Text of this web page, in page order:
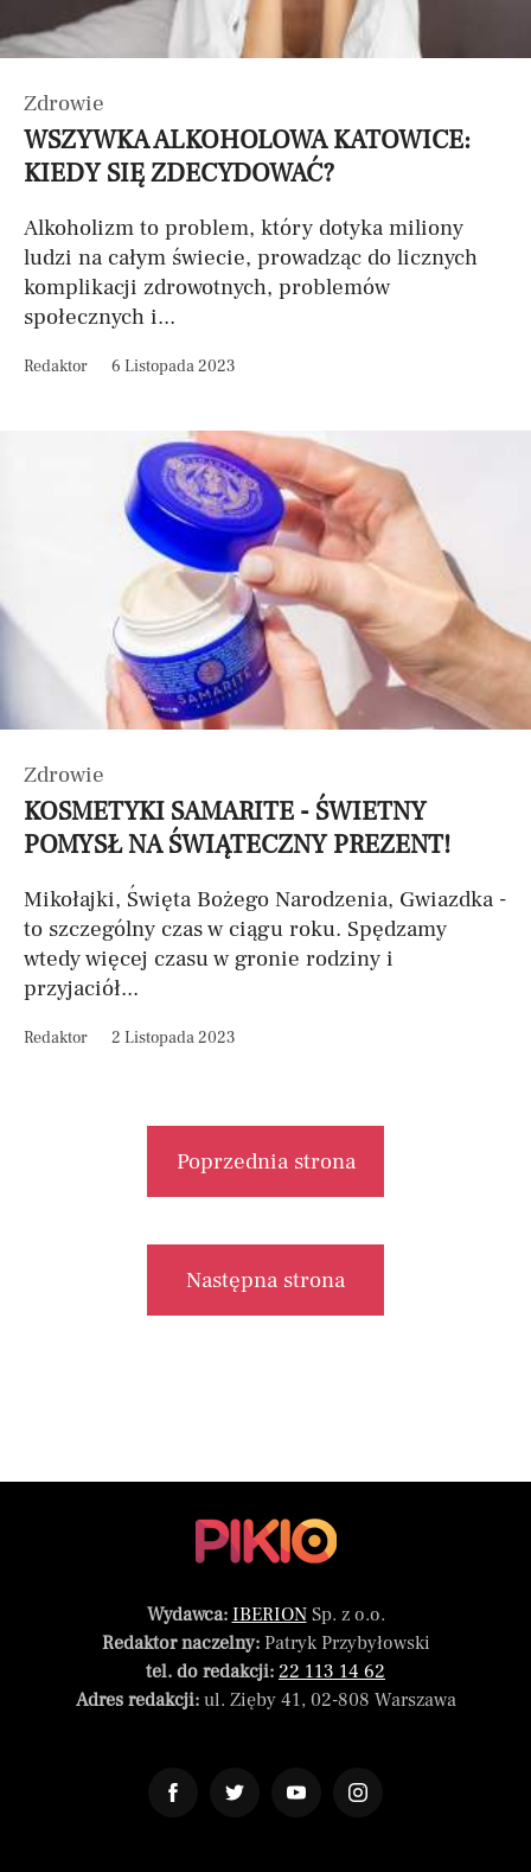
Zdrowie
WSZYWKA ALKOHOLOWA KATOWICE:
KIEDY SIĘ ZDECYDOWAĆ?
Alkoholizm to problem, który dotyka miliony
ludzi na całym świecie, prowadząc do licznych
komplikacji zdrowotnych, problemów
społecznych i...
Redaktor 6 Listopada 2023
Zdrowie
KOSMETYKI SAMARITE - ŚWIETNY
POMYSŁ NA ŚWIĄTECZNY PREZENT!
Mikołajki, Święta Bożego Narodzenia, Gwiazdka -
to szczególny czas w ciągu roku. Spędzamy
wtedy więcej czasu w gronie rodziny i
przyjaciół...
Redaktor 2 Listopada 2023
Poprzednia strona
Następna strona
Wydawca: IBERIONSp. z o.o.
Redaktor naczelny:Patryk Przybyłowski
tel. do redakcji: 22 113 14 62
Adres redakcji:ul. Zięby 41, 02-808 Warszawa